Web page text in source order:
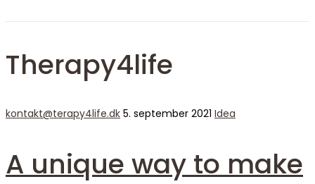
Therapy4life
kontakt@terapy4life.dk 5. september 2021 Idea
A unique way to make